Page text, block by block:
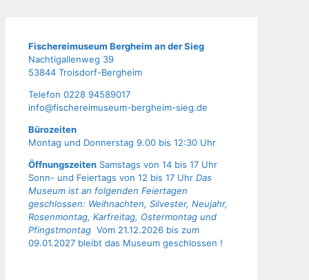
Fische­rei­mu­se­um Berg­heim an der Sieg
Nach­ti­gal­len­weg 39
53844 Troisdorf-Bergheim
Tele­fon 0228 94589017
info@fischereimuseum-bergheim-sieg.de
Büro­zei­ten
Mon­tag und Don­ners­tag 9.00 bis 12:30 Uhr
Öffnungszeiten Samstags von 14 bis 17 Uhr
Sonn- und Feiertags von 12 bis 17 Uhr Das
Museum ist an folgenden Feiertagen
geschlossen: Weihnachten, Silvester, Neujahr,
Rosenmontag, Karfreitag, Ostermontag und
Pfingstmontag Vom 21.12.2026 bis zum
09.01.2027 bleibt das Museum geschlossen !